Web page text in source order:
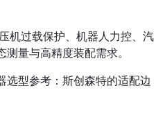
机过载保护、机器人力控、汽
量与高精度装配需求。
选型参考：斯创森特的适配边